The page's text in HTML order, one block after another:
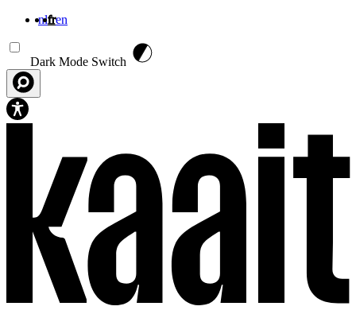
nlfren
Dark Mode Switch